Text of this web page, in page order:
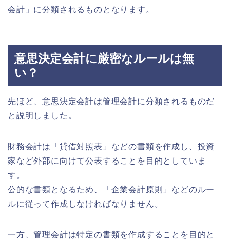
会計」に分類されるものとなります。
意思決定会計に厳密なルールは無
い？
先ほど、意思決定会計は管理会計に分類されるものだ
と説明しました。
財務会計は「貸借対照表」などの書類を作成し、投資
家など外部に向けて公表することを目的としていま
す。
公的な書類となるため、「企業会計原則」などのルー
ルに従って作成しなければなりません。
一方、管理会計は特定の書類を作成することを目的と